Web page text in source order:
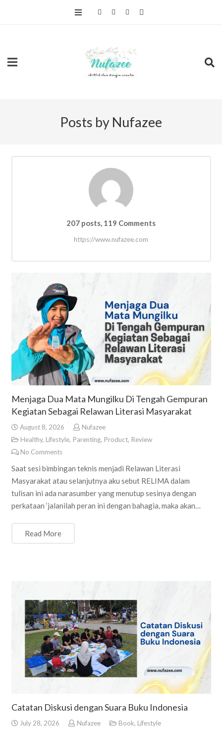
Posts by Nufazee
207 posts, 119 Comments
https://www.nufazee.com
Menjaga Dua Mata Mungilku Di Tengah Gempuran
Kegiatan Sebagai Relawan Literasi Masyarakat
August 8, 2026
Nufazee
Healthy, Lifestyle, Parenting, Product, Review
No Comments
Saat sesi bimbingan teknis menjadi Relawan Literasi
Masyarakat atau selanjutnya aku sebut RELIMA dalam
tulisan ini ada narasumber yang menutup sesinya dengan
perkataan ‘jalanilah peran ini dengan bahagia, maka akan…
Read More
Catatan Diskusi dengan Suara Buku Indonesia
July 28, 2026 Nufazee Book, Lifestyle